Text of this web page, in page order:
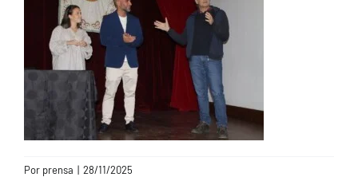
CONTACTO
Por prensa | 28/11/2025